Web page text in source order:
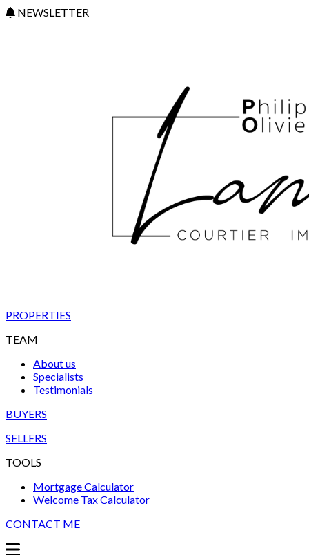
NEWSLETTER
PROPERTIES
TEAM
About us
Specialists
Testimonials
BUYERS
SELLERS
TOOLS
Mortgage Calculator
Welcome Tax Calculator
CONTACT ME